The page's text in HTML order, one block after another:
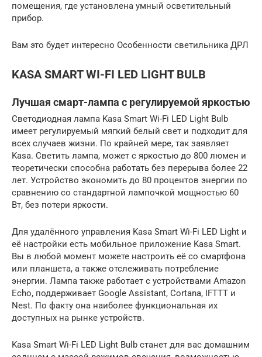
помещения, где установлена умный осветительный
прибор.
Вам это будет интересно Особенности светильника ДРЛ
KASA SMART WI-FI LED LIGHT BULB
Лучшая смарт-лампа с регулируемой яркостью
Светодиодная лампа Kasa Smart Wi-Fi LED Light Bulb
имеет регулируемый мягкий белый свет и подходит для
всех случаев жизни. По крайней мере, так заявляет
Kasa. Светить лампа, может с яркостью до 800 люмен и
теоретически способна работать без перерыва более 22
лет. Устройство экономить до 80 процентов энергии по
сравнению со стандартной лампочкой мощностью 60
Вт, без потери яркости.
Для удалённого управления Kasa Smart Wi-Fi LED Light и
её настройки есть мобильное приложение Kasa Smart.
Вы в любой момент можете настроить её со смартфона
или планшета, а также отслеживать потребление
энергии. Лампа также работает с устройствами Amazon
Echo, поддерживает Google Assistant, Cortana, IFTTT и
Nest. По факту она наиболее функциональная их
доступных на рынке устройств.
Kasa Smart Wi-Fi LED Light Bulb станет для вас домашним